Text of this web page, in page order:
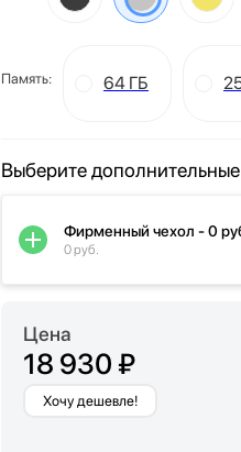
Память: 64 ГБ
Цена
18 930 ₽
Хочу дешевле!
Выберите
Фирменный чехол - 0
0 руб.